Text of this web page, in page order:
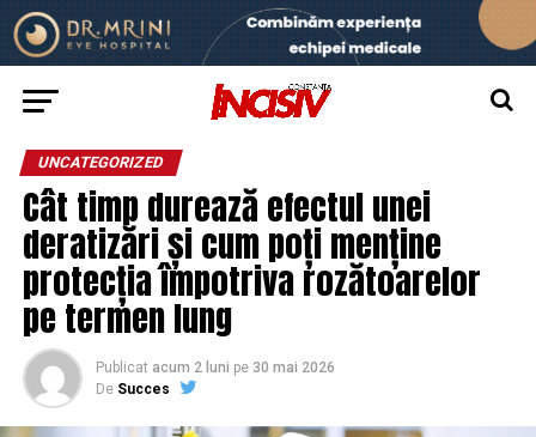
UNCATEGORIZED
Cât timp durează efectul unei
deratizări și cum poți menține
protecția împotriva rozătoarelor
pe termen lung
Publicat acum 2 luni pe 30 mai 2026
De Succes